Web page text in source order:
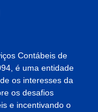
Contábeis de
é uma entidade
os interesses da
os desafios
e incentivando o